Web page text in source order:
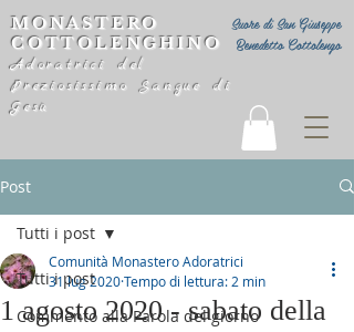
Suore di San Giuseppe
Benedetto Cottolengo
MONASTERO
COTTOLENGHINO
Adoratrici del
Preziosissimo Sangue di
Gesù
Post
Tutti i post
Commento alla Parola del giorno
Tutti i post
1 agosto 2020 - sabato della
Comunità Monastero Adoratrici
31 lug 2020Tempo di lettura: 2 min